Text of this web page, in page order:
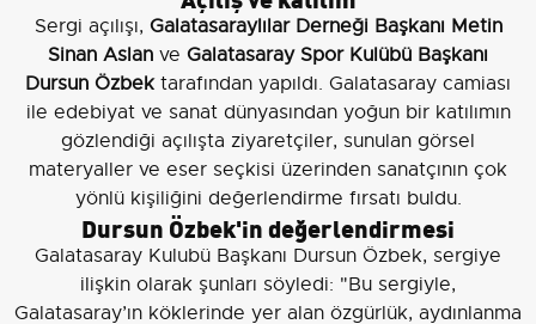
Sergi açılışı, Galatasaraylılar Derneği Başkanı Metin
Sinan Aslan ve Galatasaray Spor Kulübü Başkanı
Dursun Özbektarafından yapıldı. Galatasaray camiası
ile edebiyat ve sanat dünyasından yoğun bir katılımın
gözlendiği açılışta ziyaretçiler, sunulan görsel
materyaller ve eser seçkisi üzerinden sanatçının çok
yönlü kişiliğini değerlendirme fırsatı buldu.
Dursun Özbek'in değerlendirmesi
Galatasaray Kulubü Başkanı Dursun Özbek, sergiye
ilişkin olarak şunları söyledi: "Bu sergiyle,
Galatasaray’ın köklerinde yer alan özgürlük, aydınlanma